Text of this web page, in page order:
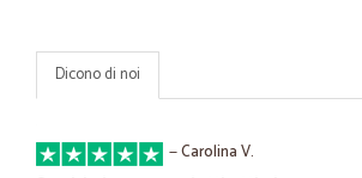
Dicono di noi
—Carolina V.